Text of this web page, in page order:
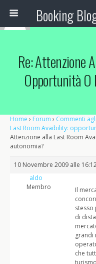
Re: Attenzione
Opportunità
Home › Forum › Commenti
Last Room Avaibility:
Attenzione alla Last Room
autonomia?
10 Novembre 2009 alle
aldo
Membro
Il
stesso
di
grandi
che